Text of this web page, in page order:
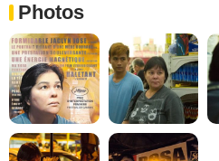
Photos